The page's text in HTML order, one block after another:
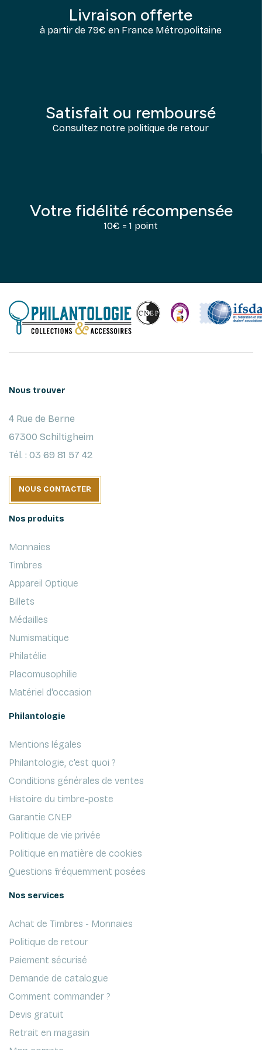
Livraison offerte
à partir de 79€ en France Métropolitaine
Satisfait ou remboursé
Consultez notre politique de retour
Votre fidélité récompensée
10€ = 1 point
Nous trouver
4 Rue de Berne
67300 Schiltigheim
Tél. : 03 69 81 57 42
NOUS CONTACTER
Nos produits
Monnaies
Timbres
Appareil Optique
Billets
Médailles
Numismatique
Philatélie
Placomusophilie
Matériel d'occasion
Philantologie
Mentions légales
Philantologie, c'est quoi ?
Conditions générales de ventes
Histoire du timbre-poste
Garantie CNEP
Politique de vie privée
Politique en matière de cookies
Questions fréquemment posées
Nos services
Achat de Timbres - Monnaies
Politique de retour
Paiement sécurisé
Demande de catalogue
Comment commander ?
Devis gratuit
Retrait en magasin